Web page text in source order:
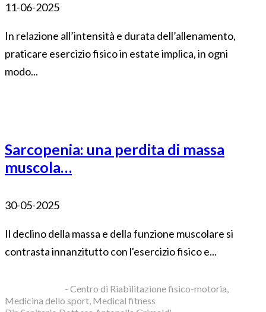
11-06-2025
In relazione all’intensità e durata dell’allenamento,
praticare esercizio fisico in estate implica, in ogni
modo...
Sarcopenia: una perdita di massa
muscola…
30-05-2025
Il declino della massa e della funzione muscolare si
contrasta innanzitutto con l'esercizio fisico e...
- Centro di Riabilitazione fisico-motoria,
Medicina dello sport, Medical fitness